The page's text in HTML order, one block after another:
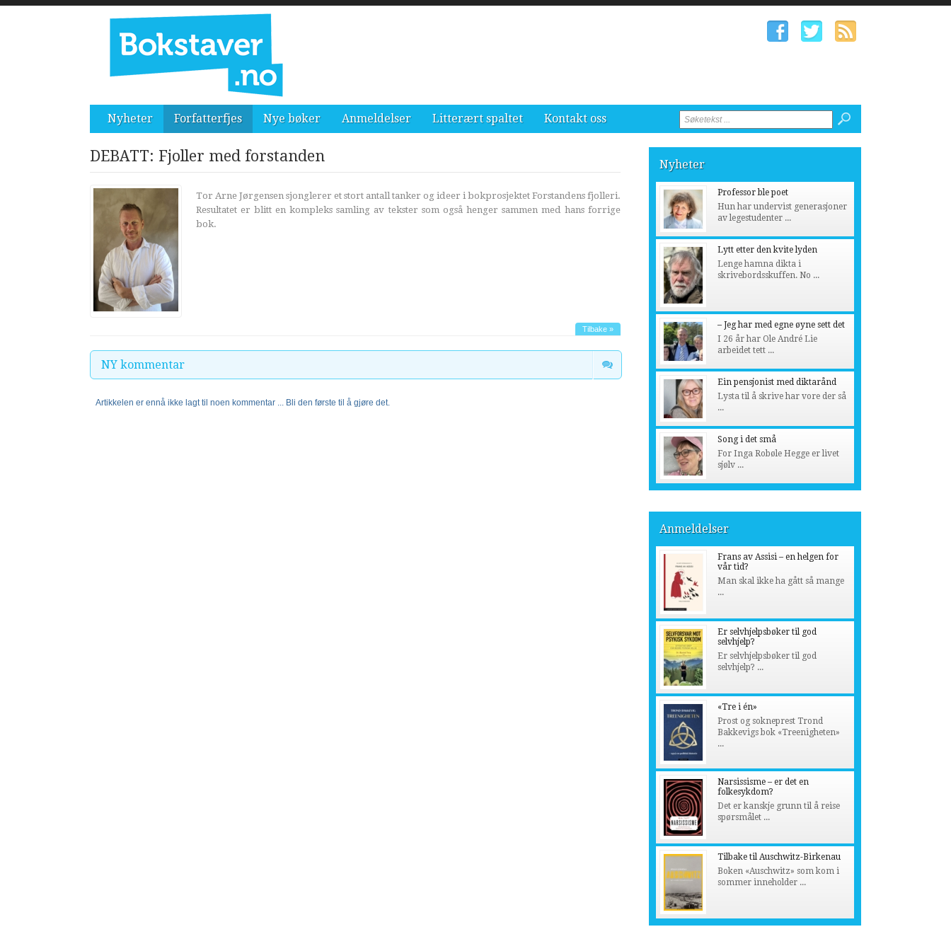
Nyheter Forfatterfjes Nye bøker Anmeldelser Litterært spaltet Kontakt oss
DEBATT: Fjoller med forstanden
Tor Arne Jørgensen sjonglerer et stort antall tanker og ideer i bokprosjektet Forstandens fjolleri.
Resultatet er blitt en kompleks samling av tekster som også henger sammen med hans forrige
bok.
Tilbake »
NY kommentar
Artikkelen er ennå ikke lagt til noen kommentar ... Bli den første til å gjøre det.
Nyheter
Professor ble poet
Hun har undervist generasjoner
av legestudenter ...
Lytt etter den kvite lyden
Lenge hamna dikta i
skrivebordsskuffen. No ...
– Jeg har med egne øyne sett det
I 26 år har Ole André Lie
arbeidet tett ...
Ein pensjonist med diktarånd
Lysta til å skrive har vore der så
...
Song i det små
For Inga Robøle Hegge er livet
sjølv ...
Anmeldelser
Frans av Assisi – en helgen for
vår tid?
Man skal ikke ha gått så mange
...
Er selvhjelpsbøker til god
selvhjelp?
Er selvhjelpsbøker til god
selvhjelp? ...
«Tre i én»
Prost og sokneprest Trond
Bakkevigs bok «Treenigheten»
...
Narsissisme – er det en
folkesykdom?
Det er kanskje grunn til å reise
spørsmålet ...
Tilbake til Auschwitz-Birkenau
Boken «Auschwitz» som kom i
sommer inneholder ...